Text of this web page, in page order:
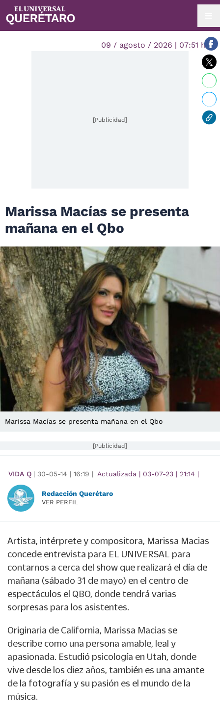
09 / agosto / 2026 | 07:51 hrs.
[Publicidad]
Marissa Macías se presenta
mañana en el Qbo
Marissa Macías se presenta mañana en el Qbo
[Publicidad]
VIDA Q | 30-05-14 | 16:19 | Actualizada | 03-07-23 | 21:14 |
Redacción Querétaro
VER PERFIL
Artista, intérprete y compositora, Marissa Macias
concede entrevista para EL UNIVERSAL para
contarnos a cerca del show que realizará el día de
mañana (sábado 31 de mayo) en el centro de
espectáculos el QBO, donde tendrá varias
sorpresas para los asistentes.
Originaria de California, Marissa Macias se
describe como una persona amable, leal y
apasionada. Estudió psicología en Utah, donde
vive desde los diez años, también es una amante
de la fotografía y su pasión es el mundo de la
música.